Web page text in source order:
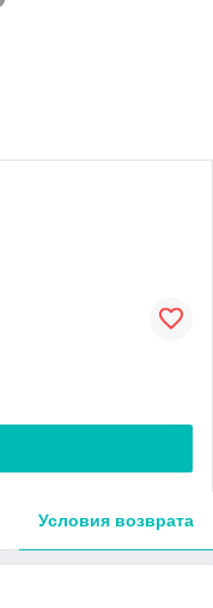
Условия возврата